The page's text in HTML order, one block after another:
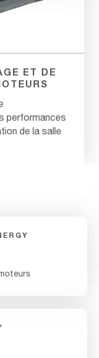
ET DE
performances
de la salle